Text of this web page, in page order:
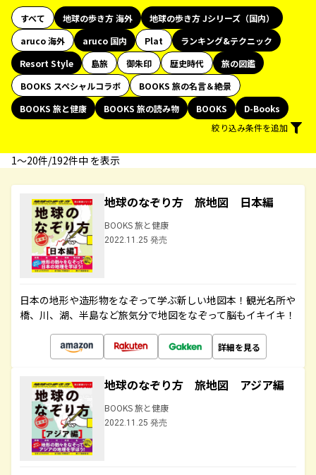
すべて 地球の歩き方 海外
地球の歩き方 Jシリーズ（国内）
aruco 海外
aruco 国内 Plat
ランキング&テクニック
Resort Style
島旅 御朱印 歴史時代
旅の図鑑
BOOKS スペシャルコラボ
BOOKS 旅の名言＆絶景
BOOKS 旅と健康
BOOKS 旅の読み物 BOOKS
D-Books
絞り込み条件を追加
1〜20件/192件中 を表示
地球のなぞり方 旅地図 日本編
BOOKS 旅と健康
2022.11.25 発売
日本の地形や造形物をなぞって学ぶ新しい地図本！観光名所や
橋、川、湖、半島など旅気分で地図をなぞって脳もイキイキ！
詳細を見る
地球のなぞり方 旅地図 アジア編
BOOKS 旅と健康
2022.11.25 発売